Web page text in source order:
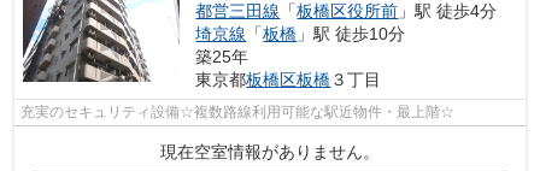
都営三田線 「板橋区役所前 」駅 徒歩4分
埼京線 「板橋 」駅 徒歩10分
築25年
東京都板橋区板橋３丁目
充実のセキュリティ設備☆複数路線利用可能な駅近物件・最上階☆
現在空室情報がありません。